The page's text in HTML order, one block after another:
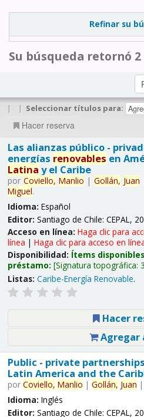
Refinar su
Su búsqueda retornó
| | Seleccionar títulos para:
Hacer reserva
Las alianzas público -
energías renovables en
Latina y el Caribe
por Coviello, Manlio | Gollán, Juan
Miguel.
Idioma: Español
Editor: Santiago de Chile: CEPAL,
Acceso en línea: Haga clic para
línea | Haga clic para acceso en
Disponibilidad: Ítems
préstamo: Signatura topográfica:
Listas: Caribe-Energía Renovable.
Hacer
Agregar
Public - private
Latin America and the
por Coviello, Manlio | Gollán, Juan |
Idioma: Inglés
Editor: Santiago de Chile: CEPAL,